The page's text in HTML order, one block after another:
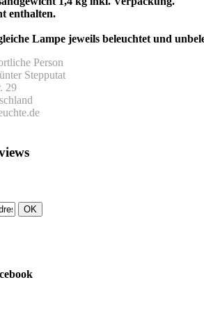
enthalten.
Lampe jeweils beleuchtet und
Person
Stepputat
29
OK